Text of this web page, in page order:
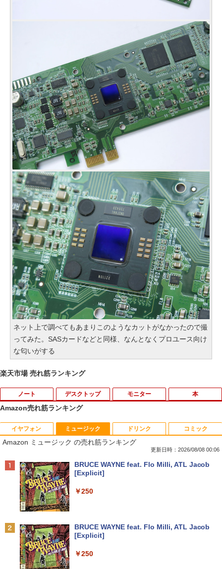
ネット上で調べてもあまりこのようなカットがなかったので撮
ってみた。SASカードなどと同様、なんとなくプロユース向け
な匂いがする
楽天市場 売れ筋ランキング
ノート デスクトップ モニター 本
1
数学 大学入試問題解答集 2026 国公立大
編
￥5,665
目黒三吉 ]
Amazon売れ筋ランキング
イヤフォン
Anker Soundcore P40i オフホワイト
Anker Soundcore P31i ホワイト
ミュージック
Amazon ミュージック の売れ筋ランキング
更新日時：2026/08/08 00:06
BRUCE WAYNE feat. Flo Milli, ATL Jacob
[Explicit]
￥250
BRUCE WAYNE feat. Flo Milli, ATL Jacob
[Explicit]
￥250
ドリンク コミック